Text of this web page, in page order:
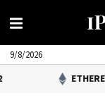
9/8/2026
ETHEREUM 0.06%